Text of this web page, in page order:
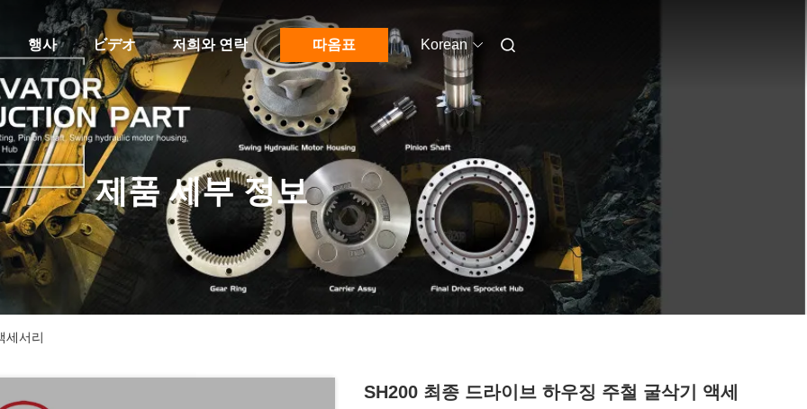
행사 ビデオ 저희와 연락 따옴표 Korean
제품 세부 정보
세서리
SH200 최종 드라이브 하우징 주철 굴삭기 액세